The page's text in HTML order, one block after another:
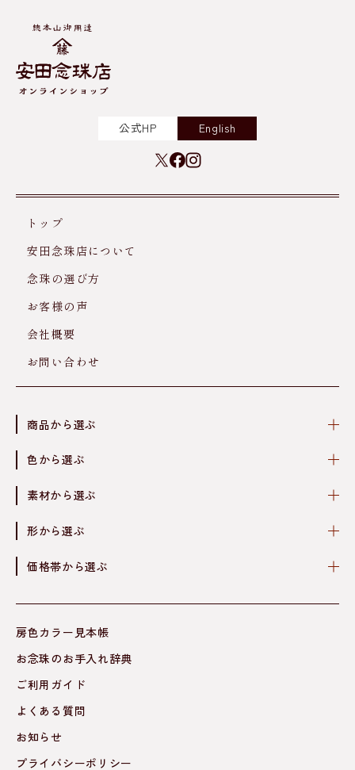
公式HP English
トップ
安田念珠店について
念珠の選び方
お客様の声
会社概要
お問い合わせ
商品から選ぶ
色から選ぶ
素材から選ぶ
形から選ぶ
価格帯から選ぶ
房色カラー見本帳
お念珠のお手入れ辞典
ご利用ガイド
よくある質問
お知らせ
プライバシーポリシー